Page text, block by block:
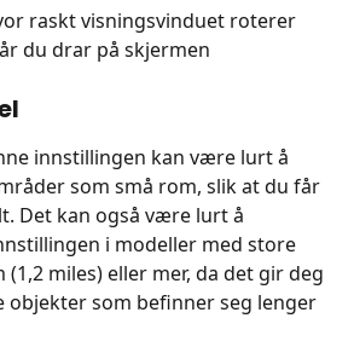
raskt visningsvinduet roterer
du drar på skjermen
innstillingen kan være lurt å
som små rom, slik at du får
Det kan også være lurt å
i modeller med store
(1,2 miles) eller mer, da det gir deg
objekter som befinner seg lenger